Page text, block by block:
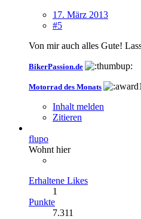
17. März 2013
#5
Von mir auch alles Gute!
BikerPassion.de
Motorrad des Monats
Inhalt melden
Zitieren
flupo
Wohnt hier
Erhaltene Likes
1
Punkte
7.311